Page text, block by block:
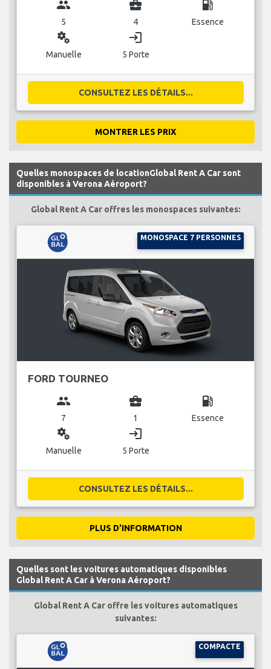
group
5
business_center
4
local_gas_station
Essence
miscellaneous_services
Manuelle
login
5 Porte
CONSULTEZ LES DÉTAILS...
MONTRER LES PRIX
Quelles monospaces de locationGlobal Rent A Car sont
disponibles à Verona Aéroport?
Global Rent A Car offres les monospaces suivantes:
MONOSPACE 7 PERSONNES
FORD TOURNEO
group
7
business_center
1
local_gas_station
Essence
miscellaneous_services
Manuelle
login
5 Porte
CONSULTEZ LES DÉTAILS...
PLUS D'INFORMATION
Quelles sont les voitures automatiques disponibles
Global Rent A Car à Verona Aéroport?
Global Rent A Car offre les voitures automatiques
suivantes:
COMPACTE